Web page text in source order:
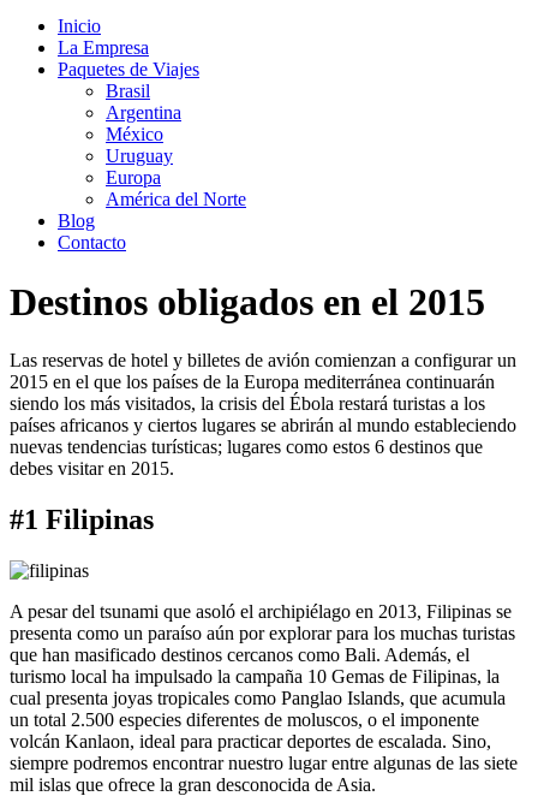
Inicio
La Empresa
Paquetes de Viajes
Brasil
Argentina
México
Uruguay
Europa
América del Norte
Blog
Contacto
Destinos obligados en el 2015
Las reservas de hotel y billetes de avión comienzan a configurar un
2015 en el que los países de la Europa mediterránea continuarán
siendo los más visitados, la crisis del Ébola restará turistas a los
países africanos y ciertos lugares se abrirán al mundo estableciendo
nuevas tendencias turísticas; lugares como estos 6 destinos que
debes visitar en 2015.
#1 Filipinas
A pesar del tsunami que asoló el archipiélago en 2013, Filipinas se
presenta como un paraíso aún por explorar para los muchas turistas
que han masificado destinos cercanos como Bali. Además, el
turismo local ha impulsado la campaña 10 Gemas de Filipinas, la
cual presenta joyas tropicales como Panglao Islands, que acumula
un total 2.500 especies diferentes de moluscos, o el imponente
volcán Kanlaon, ideal para practicar deportes de escalada. Sino,
siempre podremos encontrar nuestro lugar entre algunas de las siete
mil islas que ofrece la gran desconocida de Asia.